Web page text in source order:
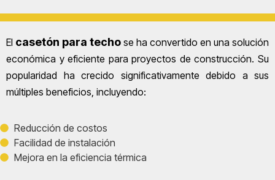
El casetón para techo se ha convertido en una solución
económica y eficiente para proyectos de construcción. Su
popularidad ha crecido significativamente debido a sus
múltiples beneficios, incluyendo:
Reducción de costos
Facilidad de instalación
Mejora en la eficiencia térmica